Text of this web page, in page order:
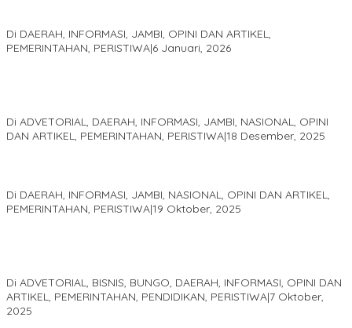
Di DAERAH, INFORMASI, JAMBI, OPINI DAN ARTIKEL,
PEMERINTAHAN, PERISTIWA|6 Januari, 2026
Di ADVETORIAL, DAERAH, INFORMASI, JAMBI, NASIONAL, OPINI
DAN ARTIKEL, PEMERINTAHAN, PERISTIWA|18 Desember, 2025
Di DAERAH, INFORMASI, JAMBI, NASIONAL, OPINI DAN ARTIKEL,
PEMERINTAHAN, PERISTIWA|19 Oktober, 2025
Di ADVETORIAL, BISNIS, BUNGO, DAERAH, INFORMASI, OPINI DAN
ARTIKEL, PEMERINTAHAN, PENDIDIKAN, PERISTIWA|7 Oktober,
2025